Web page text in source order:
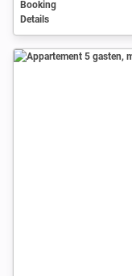
Booking
Details